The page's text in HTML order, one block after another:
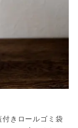
きロールゴミ袋